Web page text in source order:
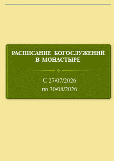
С 27/07/2026
по 30/08/2026